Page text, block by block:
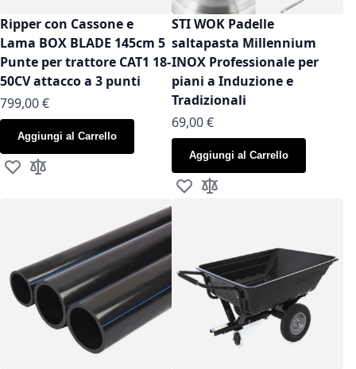
Ripper con Cassone e
Lama BOX BLADE 145cm 5
Punte per trattore CAT1 18-
50CV attacco a 3 punti
799,00 €
Aggiungi al Carrello
Aggiungi alla lista desideri
Aggiungi al confronto
STI WOK Padelle
saltapasta Millennium
INOX Professionale per
piani a Induzione e
Tradizionali
As low as
69,00 €
Aggiungi al Carrello
Aggiungi alla lista desideri
Aggiungi al confronto